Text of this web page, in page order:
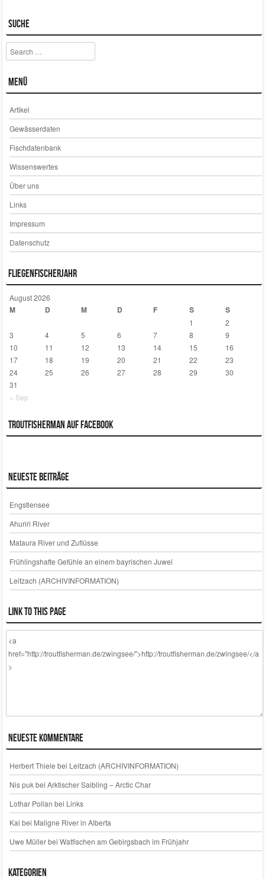
Suche
Search
Menü
Artikel
Gewässerdaten
Fischdatenbank
Wissenswertes
Über uns
Links
Impressum
Datenschutz
Fliegenfischerjahr
August 2026
M D M D F S S
« Sep
1
2
3
4 5 6 7 8
9
10
11 12 13 14 15
16
17
18 19 20 21 22
23
24
25 26 27 28 29
30
31
Troutfisherman auf Facebook
Neueste Beiträge
Engstlensee
Ahuriri River
Mataura River und Zuflüsse
Frühlingshafte Gefühle an einem bayrischen Juwel
Leitzach (ARCHIVINFORMATION)
Link to this page
Neueste Kommentare
Herbert Thiele bei Leitzach (ARCHIVINFORMATION)
Nis pukbei Arktischer Saibling – Arctic Char
Lothar Pollan bei Links
Kai bei Maligne River in Alberta
Uwe Müllerbei Watfischen am Gebirgsbach im Frühjahr
Kategorien